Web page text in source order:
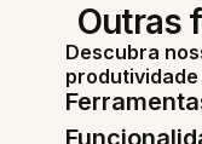
Outras
Descubra
produtividade